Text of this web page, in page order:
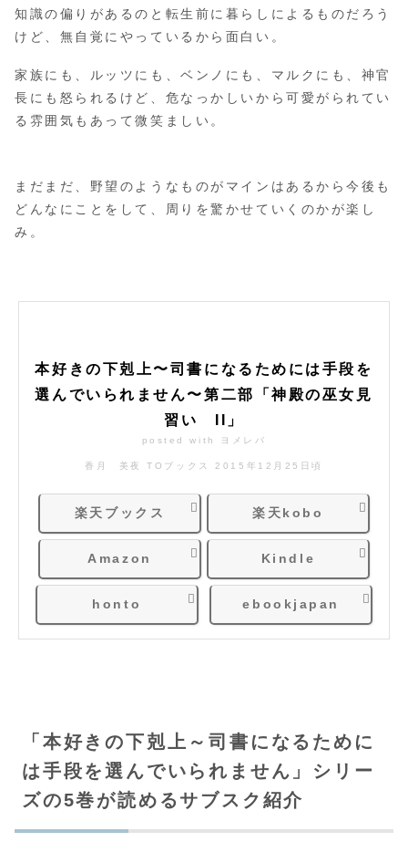
知識の偏りがあるのと転生前に暮らしによるものだろう
けど、無自覚にやっているから面白い。
家族にも、ルッツにも、ベンノにも、マルクにも、神官
長にも怒られるけど、危なっかしいから可愛がられてい
る雰囲気もあって微笑ましい。
まだまだ、野望のようなものがマインはあるから今後も
どんなにことをして、周りを驚かせていくのかが楽し
み。
本好きの下剋上〜司書になるためには手段を
選んでいられません〜第二部「神殿の巫女見
習い II」
posted with ヨメレバ
香月 美夜 TOブックス 2015年12月25日頃
楽天ブックス 楽天kobo
Amazon Kindle
honto ebookjapan
「本好きの下剋上～司書になるために
は手段を選んでいられません」シリー
ズの5巻が読めるサブスク紹介